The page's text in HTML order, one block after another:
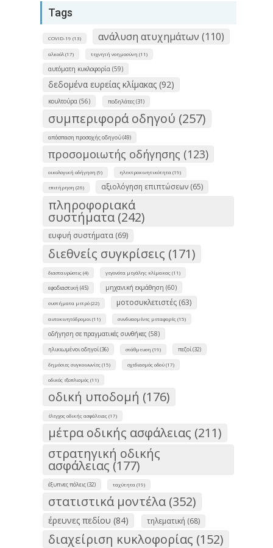
Tags
COVID-19 (13) ανάλυση ατυχημάτων (110)
αλκοόλ (17) τεχνητή νοημοσύνη (11)
αυτόματη κυκλοφορία (59)
δεδομένα ευρείας κλίμακας (92)
κουλτούρα (56) ποδηλάτες (31)
συμπεριφορά οδηγού (257)
απόσπαση προσοχής οδηγού (49)
προσομοιωτής οδήγησης (123)
οικολογική οδήγηση (9) ηλεκτροκινητικότητα (19)
επιτήρηση (26) αξιολόγηση επιπτώσεων (65)
πληροφοριακά
συστήματα (242)
ευφυή συστήματα (69)
διεθνείς συγκρίσεις (171)
διασταυρώσεις (4) γεγονότα μεγάλης κλίμακας (11)
εφοδιαστική (45) μηχανική εκμάθηση (60)
συστήματα μετρό (22) μοτοσυκλετιστές (63)
αυτοκινητόδρομοι (11) συνδυασμένες μεταφορές (15)
οδήγηση σε πραγματικές συνθήκες (58)
ηλικιωμένοι οδηγοί (36) στάθμευση (19) πεζοί (32)
δημόσιες συγκοινωνίες (15) σχεδιασμός οδού (17)
οδικός εξοπλισμός (11)
οδική υποδομή (176)
έλεγχος οδικής ασφάλειας (17)
μέτρα οδικής ασφάλειας (211)
στρατηγική οδικής
ασφάλειας (177)
έξυπνες πόλεις (32) ταχύτητα (19)
στατιστικά μοντέλα (352)
έρευνες πεδίου (84) τηλεματική (68)
διαχείριση κυκλοφορίας (152)